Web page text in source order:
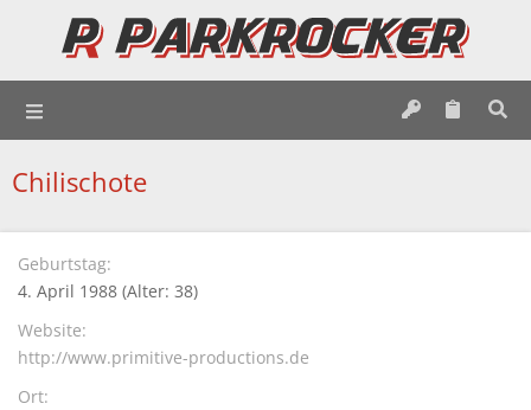
Chilischote
Geburtstag
4. April 1988 (Alter: 38)
Website
http://www.primitive-productions.de
Ort